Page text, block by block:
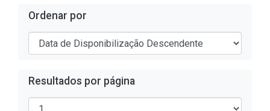
Ordenar por
Resultados por página